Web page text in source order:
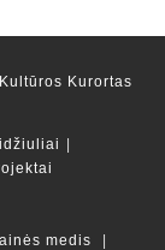
Kultūros Kurortas
medis